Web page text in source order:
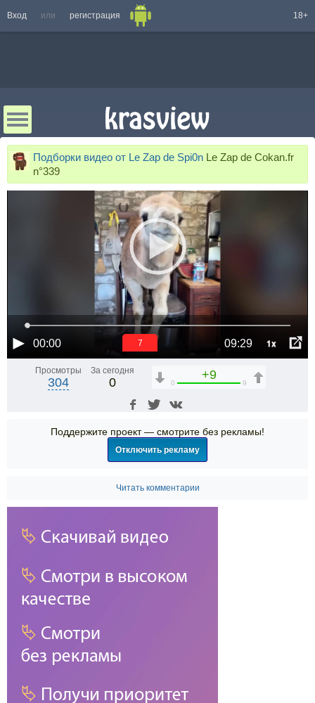
Вход или регистрация 18+
Подборки видео от Le Zap de Spi0n Le Zap de Cokan.fr
n°339
00:00 09:29 1x
7
Просмотры
304
За сегодня
0
+9
0 9
Поддержите проект — смотрите без рекламы!
Отключить рекламу
Читать комментарии